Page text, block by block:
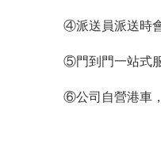
④派送員派送時
⑤門到門一站式
⑥公司自營港車